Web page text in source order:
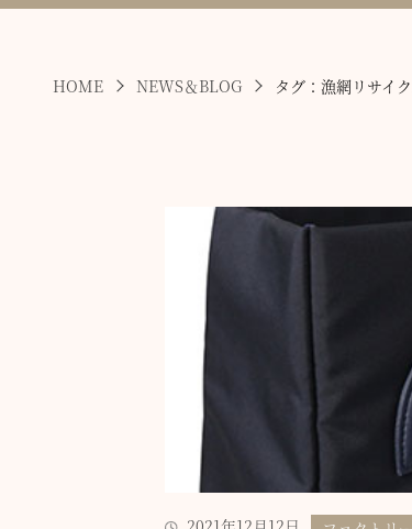
HOME NEWS＆BLOG タグ：漁網リサイ